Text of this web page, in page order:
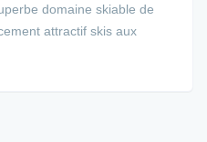
domaine skiable de
attractif skis aux